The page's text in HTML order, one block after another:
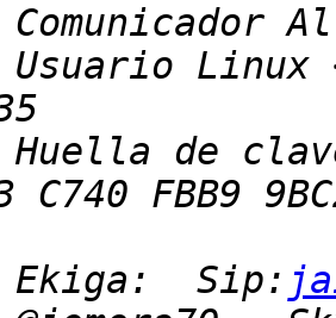
Usuario Linux
Huella de
Ekiga:  Sip: